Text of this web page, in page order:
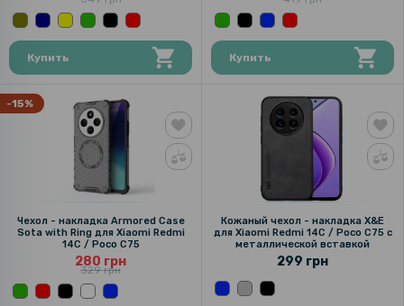
Купить Купить
-15%
Чехол - накладка Armored Case
Sota with Ring для Xiaomi Redmi
14C / Poco C75
280 грн
329 грн
Кожаный чехол - накладка X&E
для Xiaomi Redmi 14C / Poco C75 с
металлической вставкой
299 грн